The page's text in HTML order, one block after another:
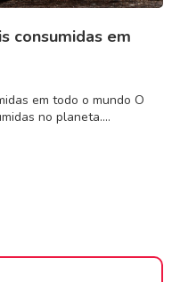
consumidas em
em todo o mundo O
no planeta.…